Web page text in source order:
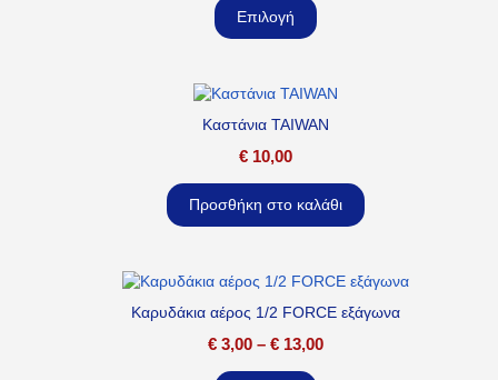
Επιλογή
Καστάνια TAIWAN
€ 10,00
Προσθήκη στο καλάθι
Καρυδάκια αέρος 1/2 FORCE εξάγωνα
€ 3,00 – € 13,00